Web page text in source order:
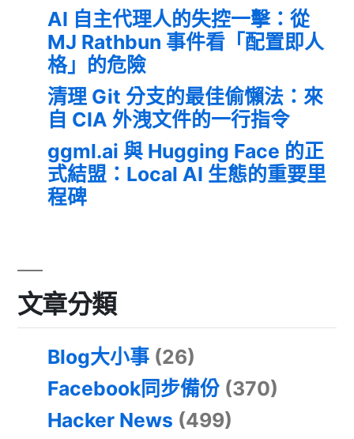
AI 自主代理人的失控一擊：從
MJ Rathbun 事件看「配置即人
格」的危險
清理 Git 分支的最佳偷懶法：來
自 CIA 外洩文件的一行指令
ggml.ai 與 Hugging Face 的正
式結盟：Local AI 生態的重要里
程碑
文章分類
Blog大小事 (26)
Facebook同步備份 (370)
Hacker News (499)